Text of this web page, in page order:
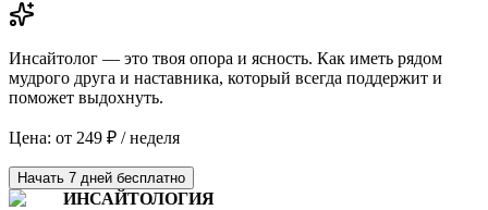
Инсайтолог — это твоя опора и ясность. Как иметь рядом
мудрого друга и наставника, который всегда поддержит и
поможет выдохнуть.
Цена: от 249 ₽ / неделя
Начать 7 дней бесплатно
ИНСАЙТОЛОГИЯ